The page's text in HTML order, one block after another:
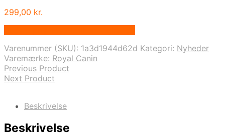
299,00 kr.
Varenummer (SKU): 1a3d1944d62d Kategori: Nyheder
Varemærke: Royal Canin
Previous Product
Next Product
Beskrivelse
Beskrivelse